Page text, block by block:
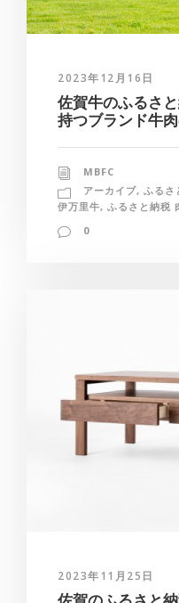
2023年12月16日
佐賀牛のふるさ
持つブランド牛
MBFC
アーカイブ, ふるさ
伊万里牛, ふるさと納税
0
2023年11月25日